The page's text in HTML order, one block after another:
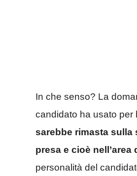
In che senso? La
candidato ha usato per
sarebbe rimasta sulla
presa e cioè nell’area
personalità del